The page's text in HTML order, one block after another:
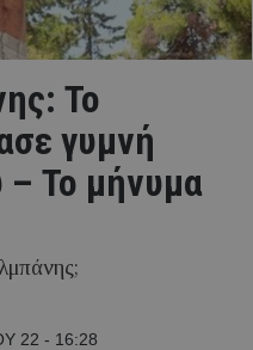
To
γυμνή
Το μήνυμα
22 - 16:28